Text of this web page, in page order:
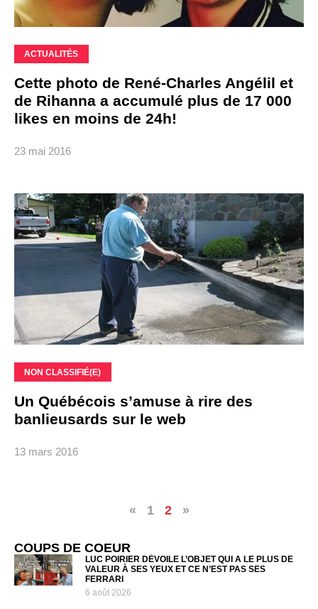
ACTUALITÉS
Cette photo de René-Charles Angélil et
de Rihanna a accumulé plus de 17 000
likes en moins de 24h!
23 mai 2016
NON CLASSIFIÉ(E)
Un Québécois s’amuse à rire des
banlieusards sur le web
13 mars 2016
« 1 2 »
COUPS DE COEUR
LUC POIRIER DÉVOILE L’OBJET QUI A LE PLUS DE
VALEUR À SES YEUX ET CE N’EST PAS SES
FERRARI
6 août 2026